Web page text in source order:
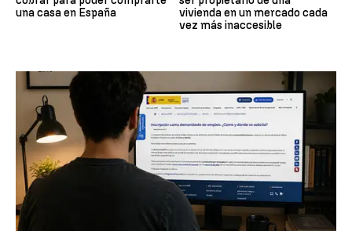
una casa en España
vivienda en un mercado cada
vez más inaccesible